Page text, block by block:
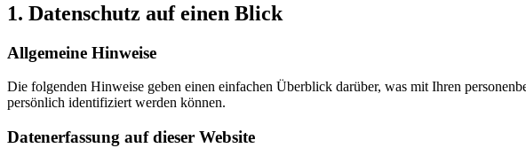
1. Datenschutz auf einen Blick
Allgemeine Hinweise
Die folgenden Hinweise geben einen einfachen Überblick darüber, was mit Ihren
persönlich identifiziert werden können.
Datenerfassung auf dieser Website